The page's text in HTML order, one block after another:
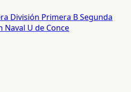
División Primera BSegunda
Naval U de Conce